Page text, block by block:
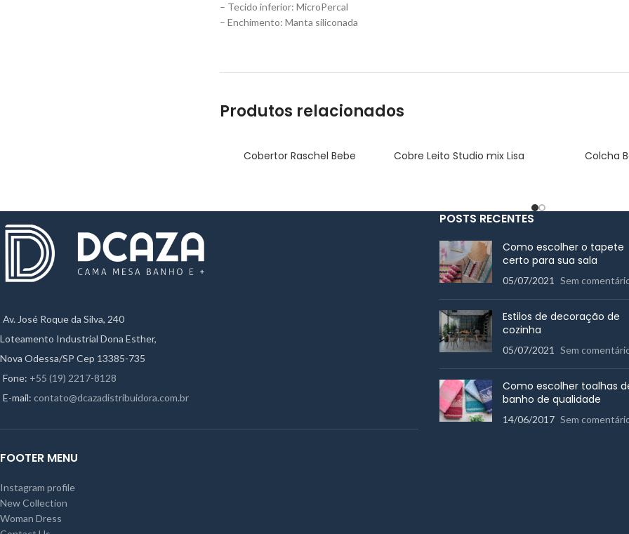
– Tecido inferior: MicroPercal
– Enchimento: Manta siliconada
Produtos relacionados
Cobertor Raschel Bebe Cobre Leito Studio mix Lisa Colcha
Av. José Roque da Silva, 240
Loteamento Industrial Dona Esther,
Nova Odessa/SP Cep 13385-735
Fone: +55 (19) 2217-8128
E-mail: contato@dcazadistribuidora.com.br
FOOTER MENU
Instagram profile
New Collection
Woman Dress
POSTS RECENTES
Como escolher o tapete
certo para sua sala
05/07/2021 Sem
Estilos de decoração de
cozinha
05/07/2021 Sem
Como escolher toalhas
banho de qualidade
14/06/2017 Sem